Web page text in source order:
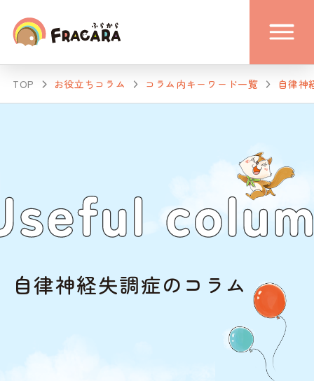
TOP お役立ちコラム コラム内キーワード一覧 自律神
自律神経失調症のコラム